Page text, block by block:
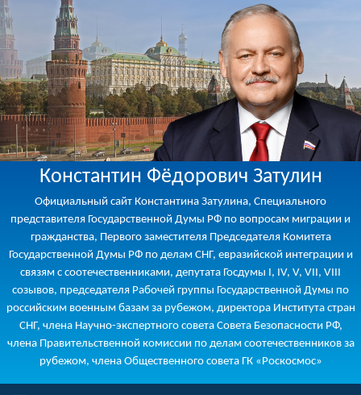
Константин Фёдорович Затулин
Официальный сайт Константина Затулина, Специального
представителя Государственной Думы РФ по вопросам миграции и
гражданства, Первого заместителя Председателя Комитета
Государственной Думы РФ по делам СНГ, евразийской интеграции и
связям с соотечественниками, депутата Госдумы I, IV, V, VII, VIII
созывов, председателя Рабочей группы Государственной Думы по
российским военным базам за рубежом, директора Института стран
СНГ, члена Научно-экспертного совета Совета Безопасности РФ,
члена Правительственной комиссии по делам соотечественников за
рубежом, члена Общественного совета ГК «Роскосмос»